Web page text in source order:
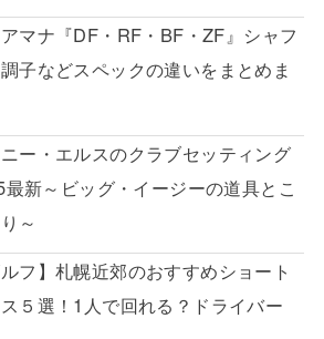
マナ『DF・RF・BF・ZF』シャフ
調子などスペックの違いをまとめま
ー・エルスのクラブセッティング
新～ビッグ・イージーの道具とこ
～
ルフ】札幌近郊のおすすめショート
５選！1人で回れる？ドライバー